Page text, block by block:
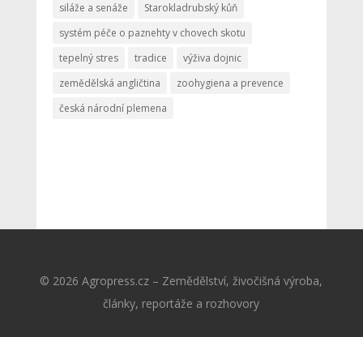
siláže a senáže
Starokladrubský kůň
systém péče o paznehty v chovech skotu
tepelný stres
tradice
výživa dojnic
zemědělská angličtina
zoohygiena a prevence
česká národní plemena
© 2026 Agropress.cz – Zemědělství, živočišná výroba,
články, reportáže a rozhovory